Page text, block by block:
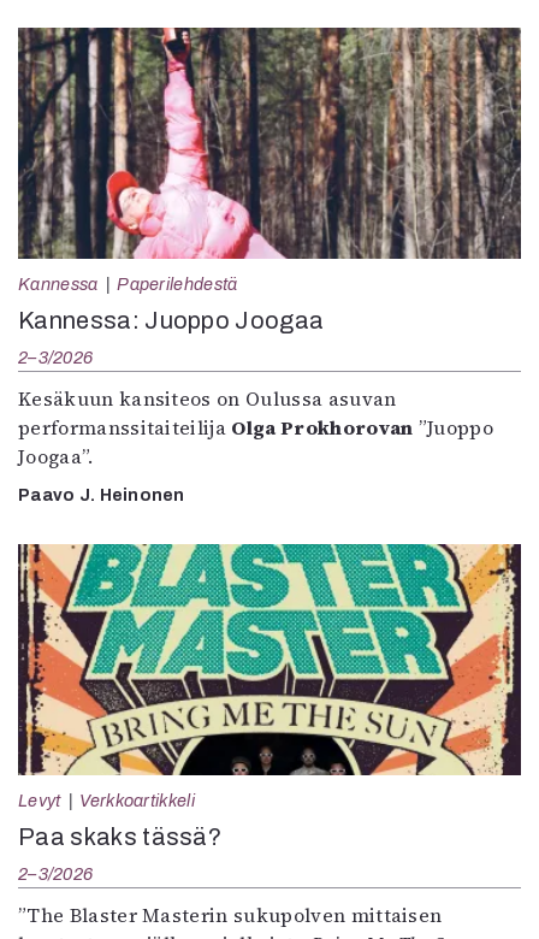
Kannessa Paperilehdestä
Kannessa: Juoppo Joogaa
2–3/2026
Kesäkuun kansiteos on Oulussa asuvan
performanssitaiteilija Olga Prokhorovan ”Juoppo
Joogaa”.
Paavo J. Heinonen
Levyt Verkkoartikkeli
Paa skaks tässä?
2–3/2026
”The Blaster Masterin sukupolven mittaisen